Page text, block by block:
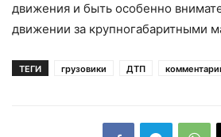
движения и быть особенно
движении за крупногабаритными
ТЕГИ грузовики ДТП